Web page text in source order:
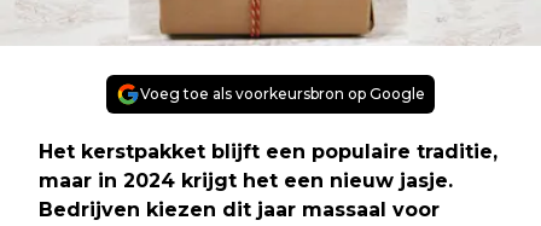
Voeg toe als voorkeursbron op Google
Het kerstpakket blijft een populaire traditie,
maar in 2024 krijgt het een nieuw jasje.
Bedrijven kiezen dit jaar massaal voor